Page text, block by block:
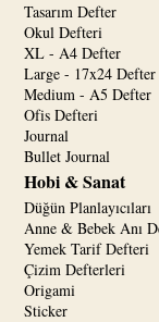
Tasarım Defter
Okul Defteri
XL - A4 Defter
Large - 17x24 Defter
Medium - A5 Defter
Ofis Defteri
Journal
Bullet Journal
Hobi & Sanat
Düğün Planlayıcıları
Anne & Bebek Anı
Yemek Tarif Defteri
Çizim Defterleri
Origami
Sticker